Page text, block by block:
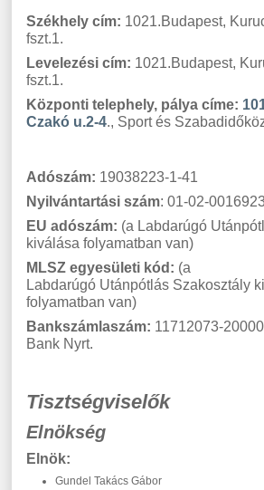
Székhely cím: 1021.Budapest,
fszt.1.
Levelezési cím: 1021.Budapest,
fszt.1.
Központi telephely, pálya címe:
Czakó u.2-4., Sport és
Adószám: 19038223-1-41
Nyilvántartási szám: 01-02-
EU adószám: (a Labdarúgó U
kiválása folyamatban van)
MLSZ egyesületi kód: (a
Labdarúgó Utánpótlás Szakosztály
folyamatban van)
Bankszámlaszám: 11712073-
Bank Nyrt.
Tisztségviselők
Elnökség
Elnök:
Gundel Takács Gábor